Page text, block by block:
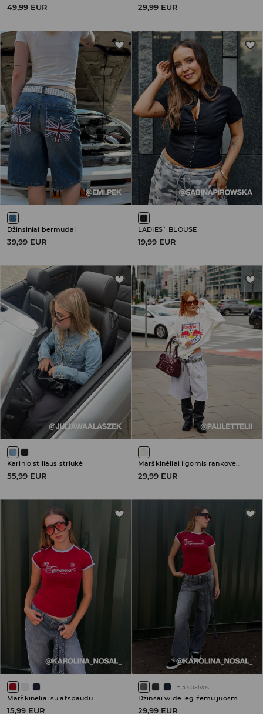
49,99 EUR 29,99 EUR
Džinsiniai bermudai
39,99 EUR
LADIES` BLOUSE
19,99 EUR
Karinio stiliaus striukė
55,99 EUR
Marškinėliai ilgomis rankovėmis
29,99 EUR
Marškinėliai su atspaudu
15,99 EUR
+ 3 spalvos
Džinsai wide leg žemu juosmeniu
29,99 EUR